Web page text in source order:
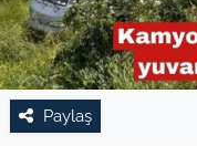
Paylaş
KÜLTÜR
RESMİ İLAN
SPOR